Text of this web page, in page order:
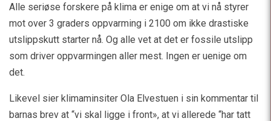
Alle seriøse forskere på klima er enige om at vi nå styrer
mot over 3 graders oppvarming i 2100 om ikke drastiske
utslippskutt starter nå. Og alle vet at det er fossile utslipp
som driver oppvarmingen aller mest. Ingen er uenige om
det.
Likevel sier klimaminsiter Ola Elvestuen i sin kommentar til
barnas brev at “vi skal ligge i front», at vi allerede “har tatt